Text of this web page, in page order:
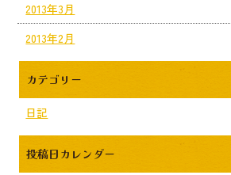
2013年3月
2013年2月
カテゴリー
日記
投稿日カレンダー